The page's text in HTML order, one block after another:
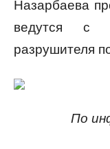
Назарбаева
ведутся с
разрушителя
По